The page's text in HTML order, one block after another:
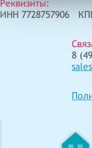
Реквизиты:
ИНН 7728757906
8